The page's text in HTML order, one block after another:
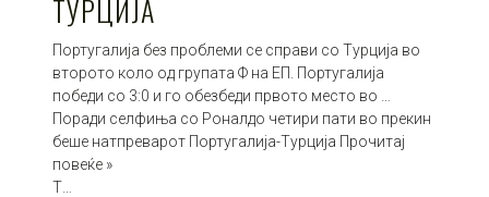
ТУРЦИЈА
Португалија без проблеми се справи со Турција во
второто коло од групата Ф на ЕП. Португалија
победи со 3:0 и го обезбеди првото место во …
Поради селфиња со Роналдо четири пати во прекин
беше натпреварот Португалија-Турција Прочитај
повеќе »
Т…